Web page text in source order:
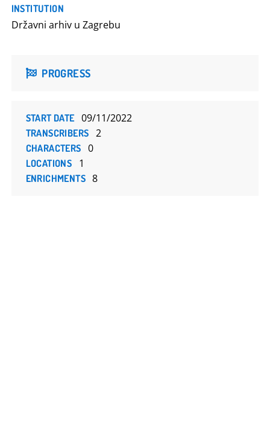
INSTITUTION
Državni arhiv u Zagrebu
PROGRESS
START DATE 09/11/2022
TRANSCRIBERS 2
CHARACTERS 0
LOCATIONS 1
ENRICHMENTS 8